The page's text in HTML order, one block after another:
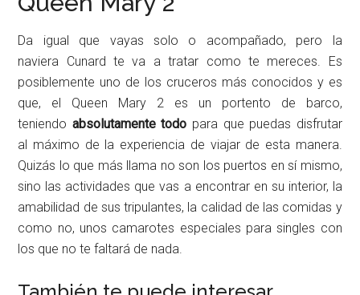
Da igual que vayas solo o acompañado, pero la
naviera Cunard te va a tratar como te mereces. Es
posiblemente uno de los cruceros más conocidos y es
que, el Queen Mary 2 es un portento de barco,
teniendo absolutamente todo para que puedas disfrutar
al máximo de la experiencia de viajar de esta manera.
Quizás lo que más llama no son los puertos en sí mismo,
sino las actividades que vas a encontrar en su interior, la
amabilidad de sus tripulantes, la calidad de las comidas y
como no, unos camarotes especiales para singles con
los que no te faltará de nada.